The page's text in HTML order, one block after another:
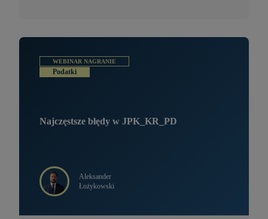
WEBINAR NAGRANIE
Podatki
Najczęstsze błędy w JPK_KR_PD
Aleksander
Łożykowski